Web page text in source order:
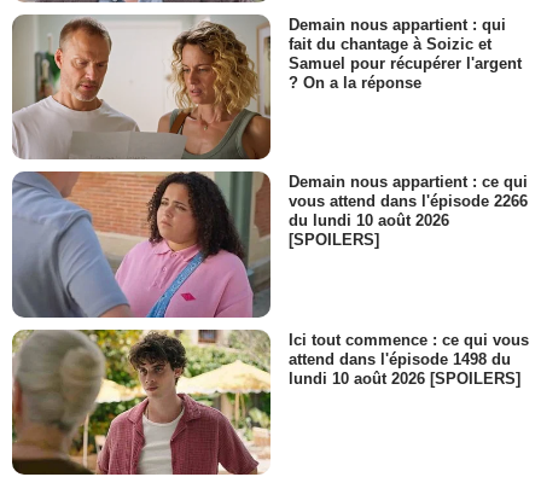
Demain nous appartient : qui
fait du chantage à Soizic et
Samuel pour récupérer l'argent
? On a la réponse
Demain nous appartient : ce qui
vous attend dans l'épisode 2266
du lundi 10 août 2026
[SPOILERS]
Ici tout commence : ce qui vous
attend dans l'épisode 1498 du
lundi 10 août 2026 [SPOILERS]